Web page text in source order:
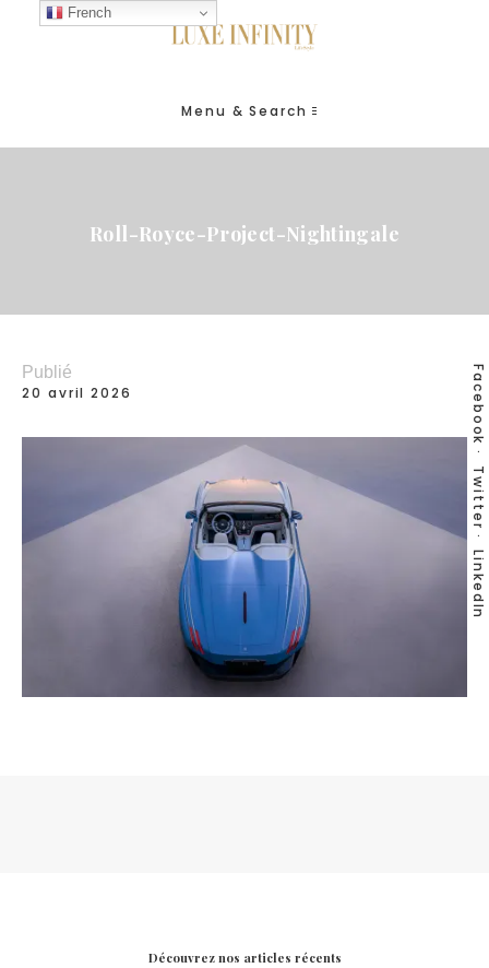
Menu & Search
Roll-Royce-Project-Nightingale
Facebook
Twitter
LinkedIn
Publié
20 avril 2026
Découvrez nos articles récents
French